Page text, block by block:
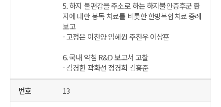
5. 하지 불편감을 주소로 하는 하지불안증후군 환
자에 대한 봉독 치료를 비롯한 한방복합치료 증례
보고
- 고정은 이찬양 임혜원 주찬우 이상훈
6. 국내 약침 R&D 보고서 고찰
- 김경한 곽화선 정경희 김홍준
13